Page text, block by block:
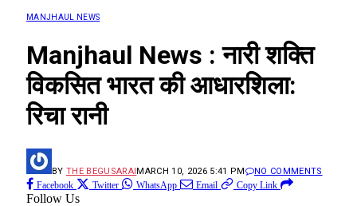
MANJHAUL NEWS
Manjhaul News : नारी शक्ति
विकसित भारत की आधारशिला:
रिचा रानी
BY THE BEGUSARAIMARCH 10, 2026 5:41 PM NO COMMENTS
Facebook Twitter WhatsApp Email Copy Link
Follow Us